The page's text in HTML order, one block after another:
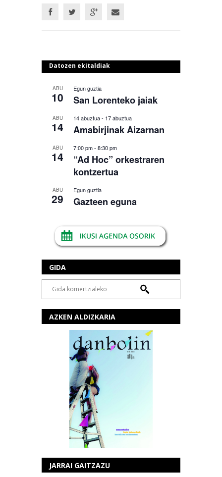
Datozen ekitaldiak
ABU
10
Egun guztia
San Lorenteko jaiak
ABU
14
14 abuztua- 17 abuztua
Amabirjinak Aizarnan
ABU
14
7:00 pm- 8:30 pm
“Ad Hoc” orkestraren
kontzertua
ABU
29
Egun guztia
Gazteen eguna
GIDA
AZKEN ALDIZKARIA
JARRAI GAITZAZU